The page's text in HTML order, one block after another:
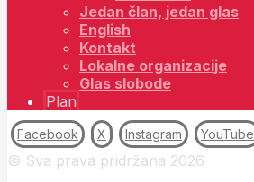
Jedan član, jedan glas
English
Kontakt
Lokalne organizacije
Glas slobode
Plan
Facebook X Instagram YouTube
© Sva prava pridržana 2026